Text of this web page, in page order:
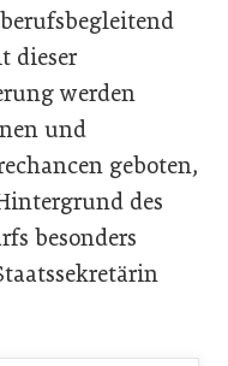
dieser
werden
und
geboten,
des
besonders